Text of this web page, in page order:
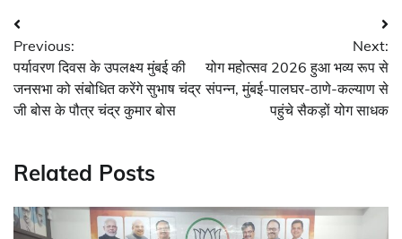
Post
navigation
Previous:
पर्यावरण दिवस के उपलक्ष्य मुंबई की
जनसभा को संबोधित करेंगे सुभाष चंद्र
जी बोस के पौत्र चंद्र कुमार बोस
Next:
योग महोत्सव 2026 हुआ भव्य रूप से
संपन्न, मुंबई-पालघर-ठाणे-कल्याण से
पहुंचे सैकड़ों योग साधक
Related Posts